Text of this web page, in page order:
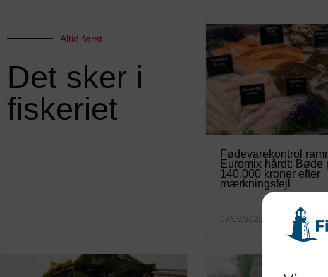
Altid først
Det sker i
fiskeriet
Fødevarekontrol
Euromix hårdt: Bøde
140.000 kroner efter
mærkningsfejl
07/08/2026